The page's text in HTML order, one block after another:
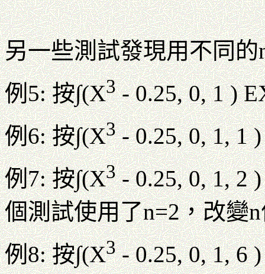
另一些測試發現用不同
例5: 按∫(X3- 0.25, 0, 1 )
例6: 按∫(X3- 0.25, 0, 1, 1
例7: 按∫(X3- 0.25, 0, 1, 2
個測試使用了n=2，改變
例8: 按∫(X3- 0.25, 0, 1, 6